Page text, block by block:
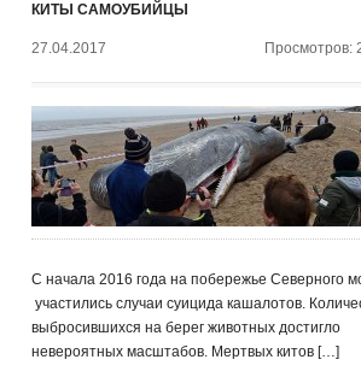
КИТЫ САМОУБИЙЦЫ
27.04.2017 Просмотров:
С начала 2016 года на побережье Северного
участились случаи суицида кашалотов.
выбросившихся на берег животных достигло
невероятных масштабов. Мертвых китов […]